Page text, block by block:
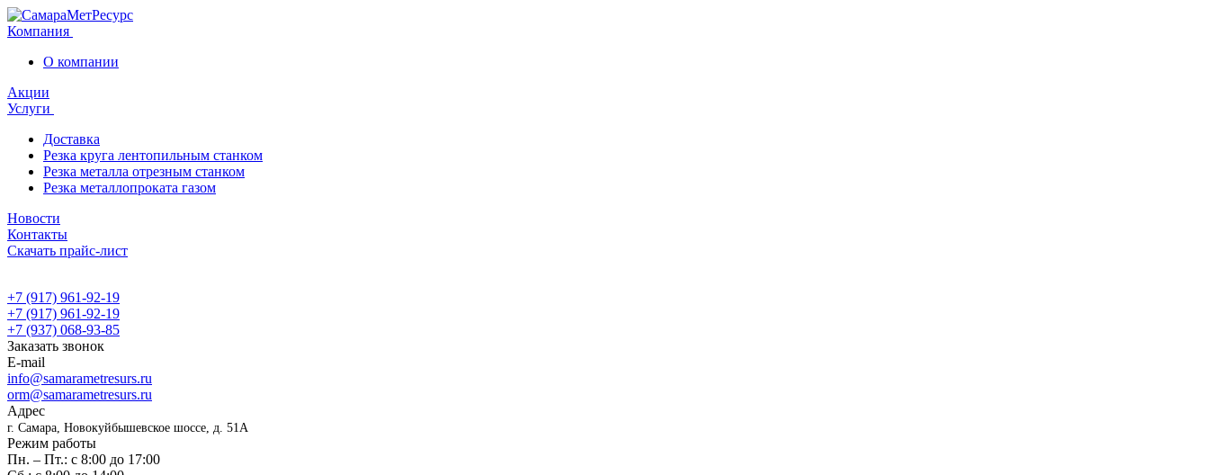
Компания
О компании
Акции
Услуги
Доставка
Резка круга лентопильным станком
Резка металла отрезным станком
Резка металлопроката газом
Новости
Контакты
Скачать прайс-лист
+7 (917) 961-92-19
+7 (917) 961-92-19
+7 (937) 068-93-85
Заказать звонок
E-mail
info@samarametresurs.ru
orm@samarametresurs.ru
Адрес
г. Самара, Новокуйбышевское шоссе, д. 51А
Режим работы
Пн. – Пт.: с 8:00 до 17:00